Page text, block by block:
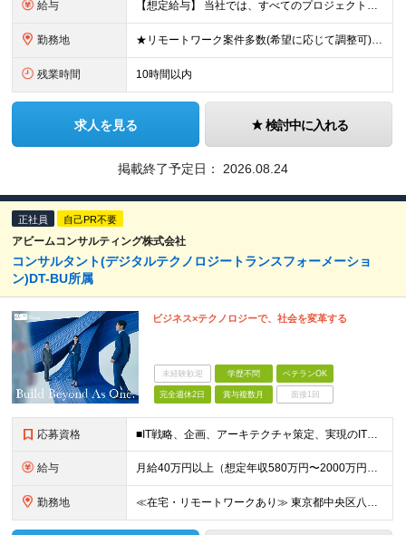
給与 【想定給与】 当社では、すべてのプロジェクトで受注単価を完全開示。 給与はその単価に連動し、還元率は80％以上を保証しています。 経験・スキル・貢献度に応じて報酬を正当に評価し、前職年収の
勤務地 ★リモートワーク案件多数(希望に応じて調整可) ★勤務地は希望を考慮します ★転勤はありません ★U・Iターンも歓迎です！ 関西エリア(大阪・兵庫・京都・滋賀・奈良・和歌山)の取引先、または本社での
残業時間 10時間以内
求人を見る 検討中に入れる
掲載終了予定日： 2026.08.24
正社員 自己PR不要
アビームコンサルティング株式会社
コンサルタント(デジタルテクノロジートランスフォーメーショ
ン)DT-BU所属
ビジネス×テクノロジーで、社会を変革する
未経験歓迎 学歴不問 ベテランOK
完全週休2日 賞与複数月 面接1回
応募資格 ■IT戦略、企画、アーキテクチャ策定、実現のITライフサイクルに関わる実務経験3年以上 ■学歴不問
給与 月給40万円以上（想定年収580万円〜2000万円） ※経験・能力を考慮の上、当社規定により決定します。 ※賞与年2回支給 ※試用期間：原則6ヶ月（試用期間中の労働条件は本採用時と同様） ※残業代は全
勤務地 ≪在宅・リモートワークあり≫ 東京都中央区八重洲二丁目2番1号 東京ミッドタウン八重洲 八重洲セントラルタワー15階 ※プロジェクトによりその他全国、海外あり ※在宅勤務制度、リモートワーク制度あり